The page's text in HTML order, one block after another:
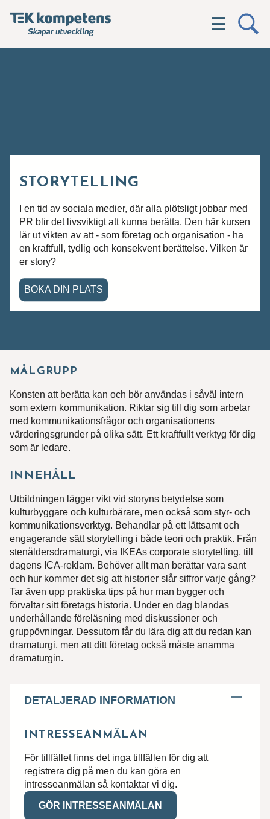
☰
STORYTELLING
I en tid av sociala medier, där alla plötsligt jobbar med
PR blir det livsviktigt att kunna berätta. Den här kursen
lär ut vikten av att - som företag och organisation - ha
en kraftfull, tydlig och konsekvent berättelse. Vilken är
er story?
BOKA DIN PLATS
MÅLGRUPP
Konsten att berätta kan och bör användas i såväl intern
som extern kommunikation. Riktar sig till dig som arbetar
med kommunikationsfrågor och organisationens
värderingsgrunder på olika sätt. Ett kraftfullt verktyg för dig
som är ledare.
INNEHÅLL
Utbildningen lägger vikt vid storyns betydelse som
kulturbyggare och kulturbärare, men också som styr- och
kommunikationsverktyg. Behandlar på ett lättsamt och
engagerande sätt storytelling i både teori och praktik. Från
stenåldersdramaturgi, via IKEAs corporate storytelling, till
dagens ICA-reklam. Behöver allt man berättar vara sant
och hur kommer det sig att historier slår siffror varje gång?
Tar även upp praktiska tips på hur man bygger och
förvaltar sitt företags historia. Under en dag blandas
underhållande föreläsning med diskussioner och
gruppövningar. Dessutom får du lära dig att du redan kan
dramaturgi, men att ditt företag också måste anamma
dramaturgin.
DETALJERAD INFORMATION
INTRESSEANMÄLAN
För tillfället finns det inga tillfällen för dig att
registrera dig på men du kan göra en
intresseanmälan så kontaktar vi dig.
GÖR INTRESSEANMÄLAN